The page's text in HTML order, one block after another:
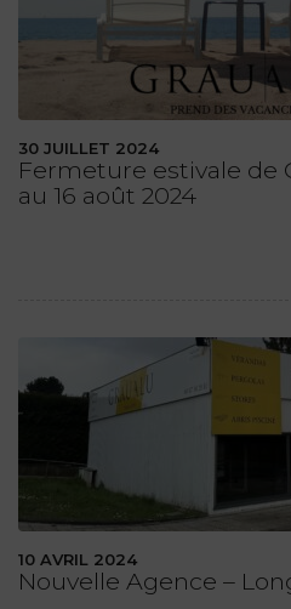
30 JUILLET 2024
Fermeture estivale de
au 16 août 2024
10 AVRIL 2024
Nouvelle Agence –